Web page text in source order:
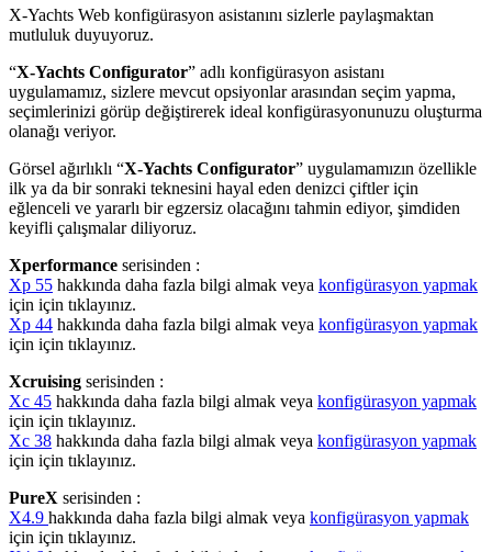
X-Yachts Web konfigürasyon asistanını sizlerle paylaşmaktan
mutluluk duyuyoruz.
“X-Yachts Configurator” adlı konfigürasyon asistanı
uygulamamız, sizlere mevcut opsiyonlar arasından seçim yapma,
seçimlerinizi görüp değiştirerek ideal konfigürasyonunuzu oluşturma
olanağı veriyor.
Görsel ağırlıklı “X-Yachts Configurator” uygulamamızın özellikle
ilk ya da bir sonraki teknesini hayal eden denizci çiftler için
eğlenceli ve yararlı bir egzersiz olacağını tahmin ediyor, şimdiden
keyifli çalışmalar diliyoruz.
Xperformance serisinden :
Xp 55 hakkında daha fazla bilgi almak veya konfigürasyon yapmak
için için tıklayınız.
Xp 44 hakkında daha fazla bilgi almak veya konfigürasyon yapmak
için için tıklayınız.
Xcruising serisinden :
Xc 45 hakkında daha fazla bilgi almak veya konfigürasyon yapmak
için için tıklayınız.
Xc 38 hakkında daha fazla bilgi almak veya konfigürasyon yapmak
için için tıklayınız.
PureX serisinden :
X4.9 hakkında daha fazla bilgi almak veya konfigürasyon yapmak
için için tıklayınız.